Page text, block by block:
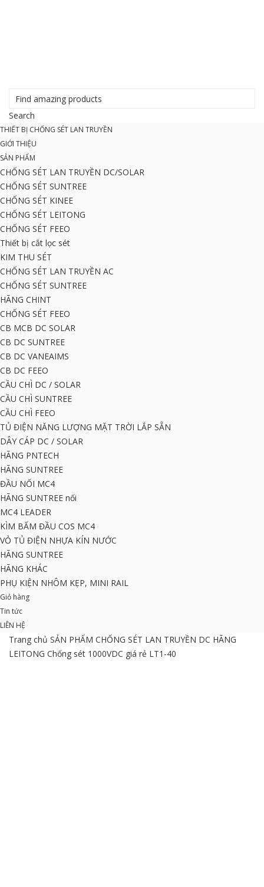
THIẾT BỊ CHỐNG SÉT LAN TRUYỀN
GIỚI THIỆU
SẢN PHẨM
CHỐNG SÉT LAN TRUYỀN DC/SOLAR
CHỐNG SÉT SUNTREE
CHỐNG SÉT KINEE
CHỐNG SÉT LEITONG
CHỐNG SÉT FEEO
Thiết bị cắt lọc sét
KIM THU SÉT
CHỐNG SÉT LAN TRUYỀN AC
CHỐNG SÉT SUNTREE
HÃNG CHINT
CHỐNG SÉT FEEO
CB MCB DC SOLAR
CB DC SUNTREE
CB DC VANEAIMS
CB DC FEEO
CẦU CHÌ DC / SOLAR
CẦU CHÌ SUNTREE
CẦU CHÌ FEEO
TỦ ĐIỆN NĂNG LƯỢNG MẶT TRỜI LẮP SẴN
DÂY CÁP DC / SOLAR
HÃNG PNTECH
HÃNG SUNTREE
ĐẦU NỐI MC4
HÃNG SUNTREE nối
MC4 LEADER
KÌM BẤM ĐẦU COS MC4
VỎ TỦ ĐIỆN NHỰA KÍN NƯỚC
HÃNG SUNTREE
HÃNG KHÁC
PHỤ KIỆN NHÔM KẸP, MINI RAIL
Giỏ hàng
Tin tức
LIÊN HỆ
Trang chủ SẢN PHẨM CHỐNG SÉT LAN TRUYỀN DC HÃNG
LEITONG Chống sét 1000VDC giá rẻ LT1-40